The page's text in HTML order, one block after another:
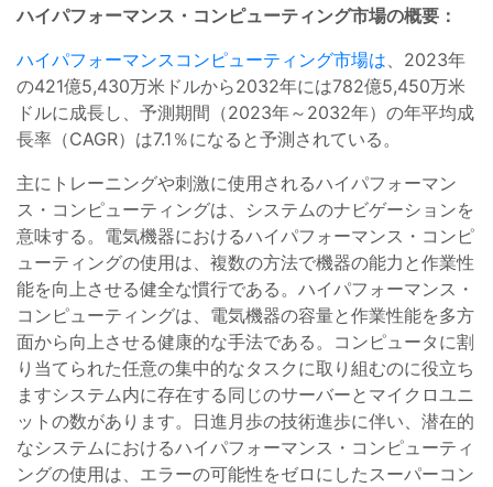
ハイパフォーマンス・コンピューティング市場の概要：
ハイパフォーマンスコンピューティング市場は 、2023年
の421億5,430万米ドルから2032年には782億5,450万米
ドルに成長し、予測期間（2023年～2032年）の年平均成
長率（CAGR）は7.1％になると予測されている。
主にトレーニングや刺激に使用されるハイパフォーマン
ス・コンピューティングは、システムのナビゲーションを
意味する。電気機器におけるハイパフォーマンス・コンピ
ューティングの使用は、複数の方法で機器の能力と作業性
能を向上させる健全な慣行である。ハイパフォーマンス・
コンピューティングは、電気機器の容量と作業性能を多方
面から向上させる健康的な手法である。コンピュータに割
り当てられた任意の集中的なタスクに取り組むのに役立ち
ますシステム内に存在する同じのサーバーとマイクロユニ
ットの数があります。日進月歩の技術進歩に伴い、潜在的
なシステムにおけるハイパフォーマンス・コンピューティ
ングの使用は、エラーの可能性をゼロにしたスーパーコン